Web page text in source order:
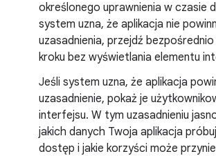
określonego uprawnienia w czasie
system uzna, że aplikacja nie
uzasadnienia, przejdź
kroku bez wyświetlania elementu
Jeśli system uzna, że aplikacja
uzasadnienie, pokaż je
interfejsu. W tym uzasadnieniu
jakich danych Twoja aplikacja
dostęp i jakie korzyści może